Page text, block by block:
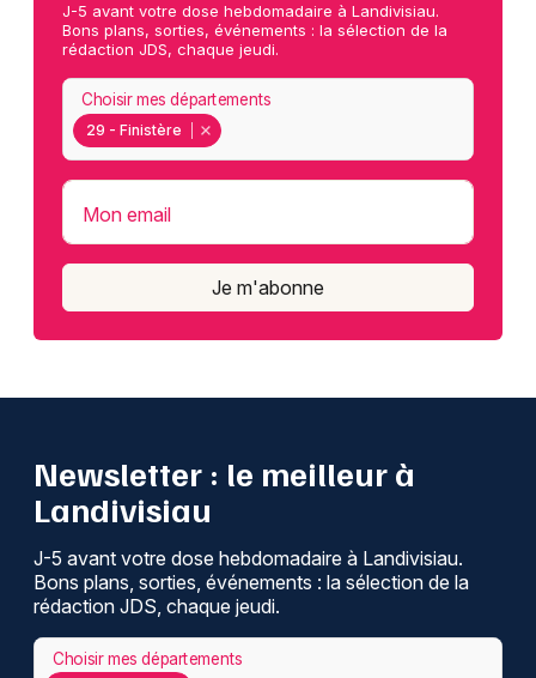
J-5 avant votre dose hebdomadaire à Landivisiau.
Bons plans, sorties, événements : la sélection de la
rédaction JDS, chaque jeudi.
29 - Finistère
Choisir mes départements
Mon email
Je m'abonne
Newsletter : le meilleur à
Landivisiau
J-5 avant votre dose hebdomadaire à Landivisiau.
Bons plans, sorties, événements : la sélection de la
rédaction JDS, chaque jeudi.
Choisir mes départements